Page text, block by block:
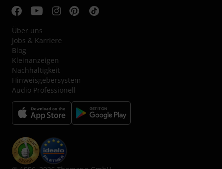
Über uns
Jobs & Karriere
Blog
Kleinanzeigen
Nachhaltigkeit
Hinweisgebersystem
Audio Professionell